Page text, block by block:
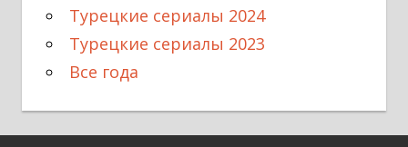
Турецкие сериалы 2024
Турецкие сериалы 2023
Все года